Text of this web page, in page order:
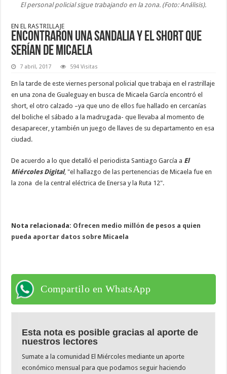
El personal policial sigue trabajando en la zona. (Foto: Análisis).
EN EL RASTRILLAJE
Encontraron una sandalia y el short que
serían de Micaela
7 abril, 2017 594 Visitas
En la tarde de este viernes personal policial que trabaja en el rastrillaje
en una zona de Gualeguay en busca de Micaela García encontró el
short, el otro calzado –ya que uno de ellos fue hallado en cercanías
del boliche el sábado a la madrugada- que llevaba al momento de
desaparecer, y también un juego de llaves de su departamento en esa
ciudad.
De acuerdo a lo que detalló el periodista Santiago García a El
Miércoles Digital, "el hallazgo de las pertenencias de Micaela fue en
la zona de la central eléctrica de Enersa y la Ruta 12".
Nota relacionada: Ofrecen medio millón de pesos a quien
pueda aportar datos sobre Micaela
Compartilo en WhatsApp
Esta nota es posible gracias al aporte de
nuestros lectores
Sumate a la comunidad El Miércoles mediante un aporte
económico mensual para que podamos seguir haciendo